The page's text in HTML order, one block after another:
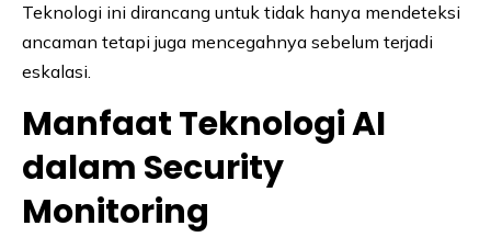
Teknologi ini dirancang untuk tidak hanya mendeteksi
ancaman tetapi juga mencegahnya sebelum terjadi
eskalasi.
Manfaat Teknologi AI
dalam Security
Monitoring